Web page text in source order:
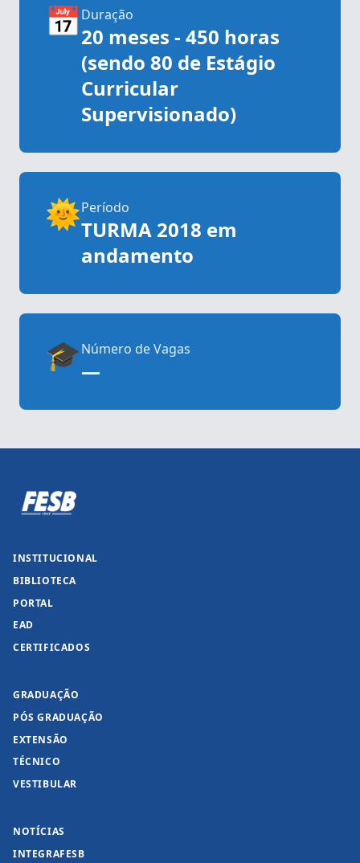
📅 Duração
20 meses - 450 horas
(sendo 80 de Estágio
Curricular
Supervisionado)
🌞Período
TURMA 2018 em
andamento
🎓Número de Vagas
—
INSTITUCIONAL
BIBLIOTECA
PORTAL
EAD
CERTIFICADOS
GRADUAÇÃO
PÓS GRADUAÇÃO
EXTENSÃO
TÉCNICO
VESTIBULAR
NOTÍCIAS
INTEGRAFESB